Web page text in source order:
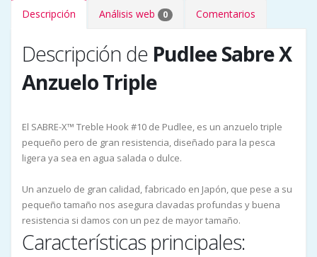
Descripción Análisis web 0 Comentarios
Descripción de Pudlee Sabre X
Anzuelo Triple
El SABRE-X™ Treble Hook #10 de Pudlee, es un anzuelo triple
pequeño pero de gran resistencia, diseñado para la pesca
ligera ya sea en agua salada o dulce.
Un anzuelo de gran calidad, fabricado en Japón, que pese a su
pequeño tamaño nos asegura clavadas profundas y buena
resistencia si damos con un pez de mayor tamaño.
Características principales: